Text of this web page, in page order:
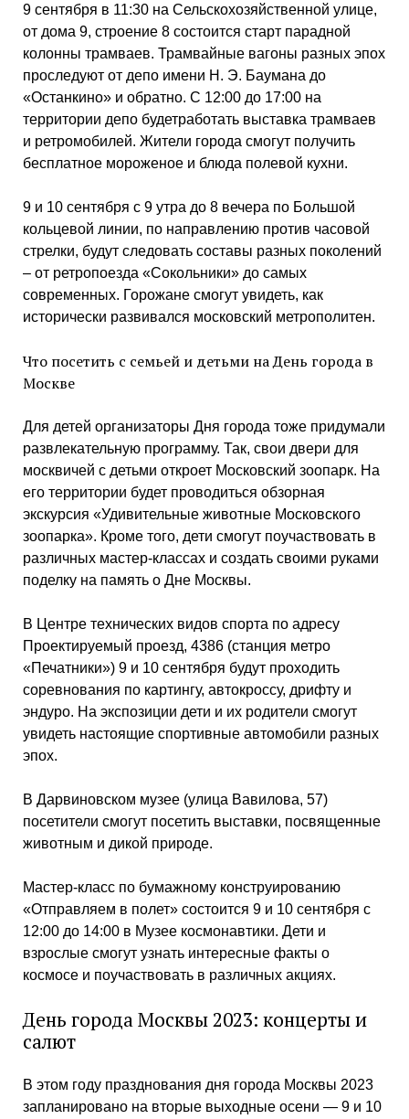
9 сентября в 11:30 на Сельскохозяйственной улице,
от дома 9, строение 8 состоится старт парадной
колонны трамваев. Трамвайные вагоны разных эпох
проследуют от депо имени Н. Э. Баумана до
«Останкино» и обратно. С 12:00 до 17:00 на
территории депо будетработать выставка трамваев
и ретромобилей. Жители города смогут получить
бесплатное мороженое и блюда полевой кухни.
9 и 10 сентября с 9 утра до 8 вечера по Большой
кольцевой линии, по направлению против часовой
стрелки, будут следовать составы разных поколений
– от ретропоезда «Сокольники» до самых
современных. Горожане смогут увидеть, как
исторически развивался московский метрополитен.
Что посетить с семьей и детьми на День города в
Москве
Для детей организаторы Дня города тоже придумали
развлекательную программу. Так, свои двери для
москвичей с детьми откроет Московский зоопарк. На
его территории будет проводиться обзорная
экскурсия «Удивительные животные Московского
зоопарка». Кроме того, дети смогут поучаствовать в
различных мастер-классах и создать своими руками
поделку на память о Дне Москвы.
В Центре технических видов спорта по адресу
Проектируемый проезд, 4386 (станция метро
«Печатники») 9 и 10 сентября будут проходить
соревнования по картингу, автокроссу, дрифту и
эндуро. На экспозиции дети и их родители смогут
увидеть настоящие спортивные автомобили разных
эпох.
В Дарвиновском музее (улица Вавилова, 57)
посетители смогут посетить выставки, посвященные
животным и дикой природе.
Мастер-класс по бумажному конструированию
«Отправляем в полет» состоится 9 и 10 сентября с
12:00 до 14:00 в Музее космонавтики. Дети и
взрослые смогут узнать интересные факты о
космосе и поучаствовать в различных акциях.
День города Москвы 2023: концерты и
салют
В этом году празднования дня города Москвы 2023
запланировано на вторые выходные осени — 9 и 10